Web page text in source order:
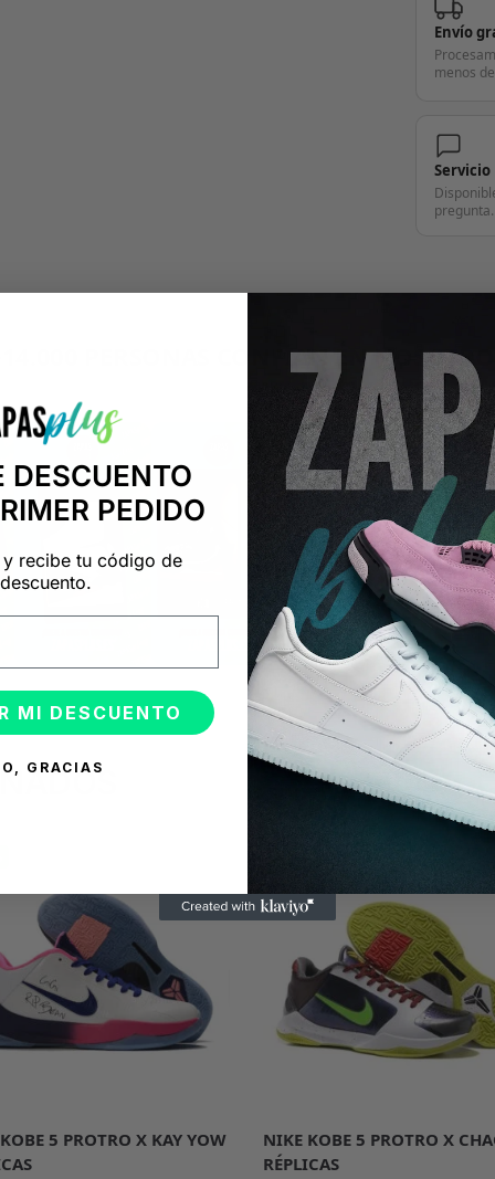
Envío
menos
Servicio
pregunta.
+14.000 PERSONAS CONFÍAN EN
"Consulta nuestras reseñas y compruébalo tú mismo"
5 PROTRO X KAY YOW
NIKE KOBE 5 PROTRO X
RÉPLICAS
DESCUENTO
PEDIDO
y recibe tu código de
descuento.
MI DESCUENTO
GRACIAS